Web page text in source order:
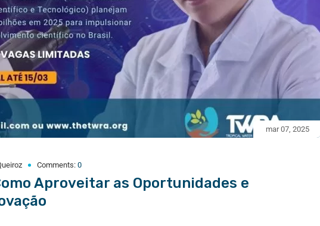
mar 07, 2025
Comments: 0
Aproveitar as Oportunidades e